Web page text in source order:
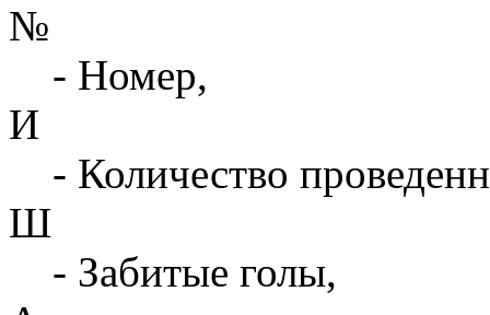
№
- Номер,
И
- Количество
Ш
- Забитые голы,